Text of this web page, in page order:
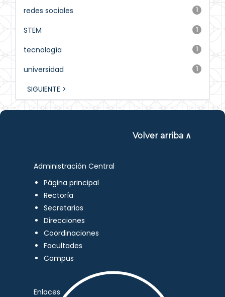
1
redes sociales
1
STEM
1
tecnología
1
universidad
SIGUIENTE >
Volver arriba ∧
Administración Central
Página principal
Rectoría
Secretarios
Direcciones
Coordinaciones
Facultades
Campus
Enlaces